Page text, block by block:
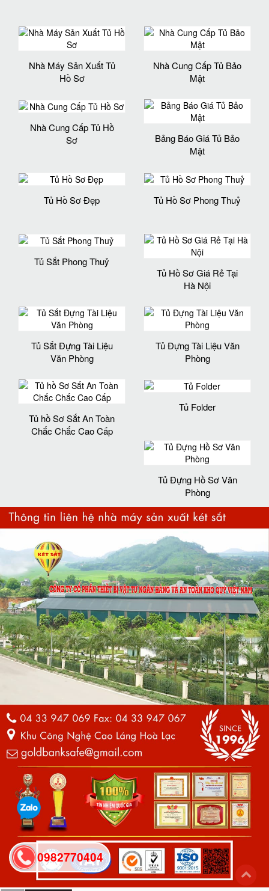
Nhà Máy Sản Xuất Tủ
Hồ Sơ
Nhà Cung Cấp Tủ Bảo
Mật
Nhà Cung Cấp Tủ Hồ
Sơ
Bảng Báo Giá Tủ Bảo
Mật
Tủ Hồ Sơ Đẹp Tủ Hồ Sơ Phong Thuỷ
Tủ Sắt Phong Thuỷ
Tủ Hồ Sơ Giá Rẻ Tại
Hà Nội
Tủ Sắt Đựng Tài Liệu
Văn Phòng
Tủ Đựng Tài Liệu Văn
Phòng
Tủ hồ Sơ Sắt An Toàn
Chắc Chắc Cao Cấp
Tủ Folder
Tủ Đựng Hồ Sơ Văn
Phòng
0982770404